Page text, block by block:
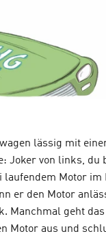
lässig mit
Joker von links,
Motor im
er den Motor
Manchmal geht
Motor aus und